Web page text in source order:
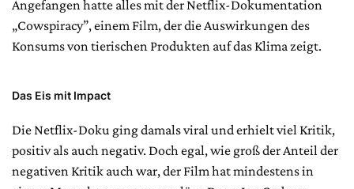
Angefangen hatte alles mit der Netflix-Dokumentation
„Cowspiracy”, einem Film, der die Auswirkungen des
Konsums von tierischen Produkten auf das Klima zeigt.
Das Eis mit Impact
Die Netflix-Doku ging damals viral und erhielt viel Kritik,
positiv als auch negativ. Doch egal, wie groß der Anteil der
negativen Kritik auch war, der Film hat mindestens in